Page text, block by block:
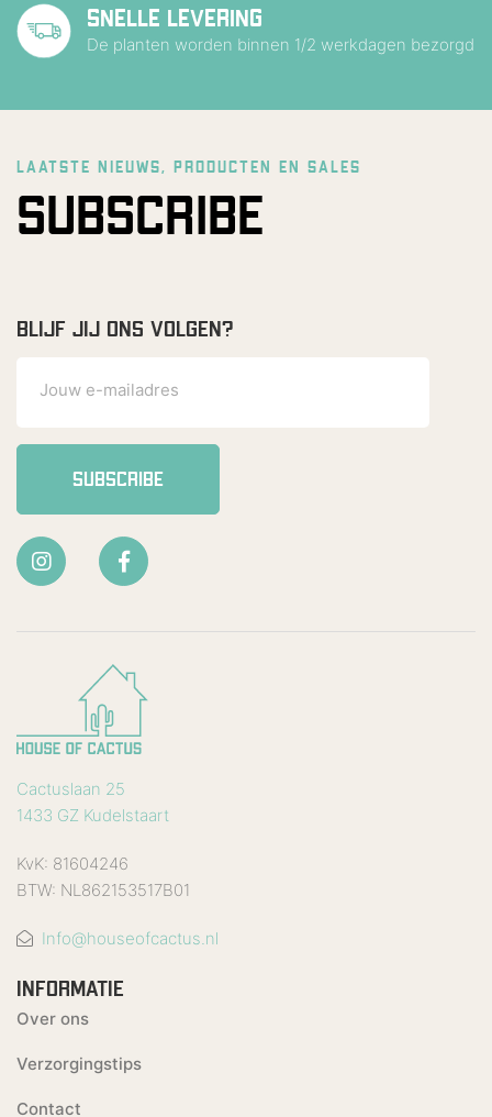
SNELLE LEVERING
De planten worden binnen 1/2 werkdagen bezorgd
LAATSTE NIEUWS, PRODUCTEN EN SALES
SUBSCRIBE
BLIJF JIJ ONS VOLGEN?
SUBSCRIBE
Cactuslaan 25
1433 GZ Kudelstaart
KvK: 81604246
BTW: NL862153517B01
Info@houseofcactus.nl
INFORMATIE
Over ons
Verzorgingstips
Contact